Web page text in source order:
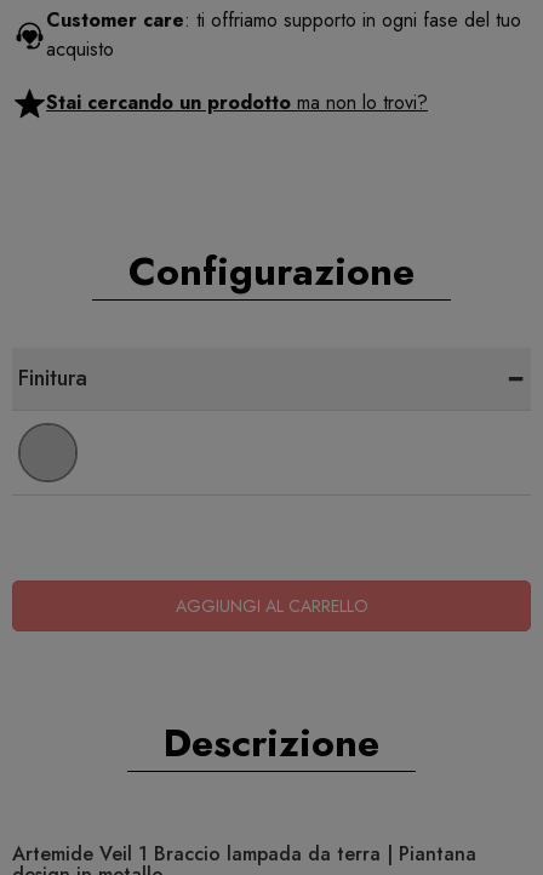
Customer care: ti offriamo supporto in ogni fase del tuo
acquisto
Stai cercando un prodotto ma non lo trovi?
Configurazione
Finitura -
AGGIUNGI AL CARRELLO
Descrizione
Artemide Veil 1 Braccio lampada da terra | Piantana